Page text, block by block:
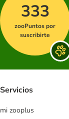
333
zooPuntos por
suscribirte
Servicios
mi zooplus